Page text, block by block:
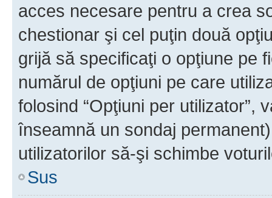
acces necesare pentru a crea
chestionar şi cel puţin două
grijă să specificaţi o opţiune pe
numărul de opţiuni pe care
folosind “Opţiuni per utilizator”,
înseamnă un sondaj
utilizatorilor să-şi schimbe
Sus